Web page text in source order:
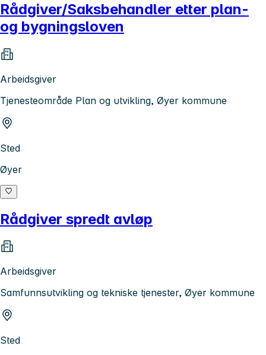
Rådgiver/Saksbehandler etter plan-
og bygningsloven
Arbeidsgiver
Tjenesteområde Plan og utvikling, Øyer kommune
Sted
Øyer
Rådgiver spredt avløp
Arbeidsgiver
Samfunnsutvikling og tekniske tjenester, Øyer kommune
Sted